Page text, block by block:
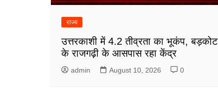
राज्य
उत्तरकाशी में 4.2 तीव्रता का भूकंप, बड़कोट
के राजगढ़ी के आसपास रहा केंद्र
admin August 10, 2026 0